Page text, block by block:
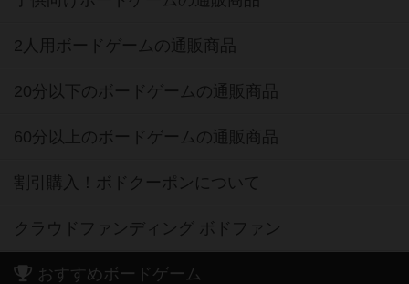
2人用ボードゲームの通販商品
20分以下のボードゲームの通販商品
60分以上のボードゲームの通販商品
割引購入！ボドクーポンについて
クラウドファンディング ボドファン
おすすめボードゲーム